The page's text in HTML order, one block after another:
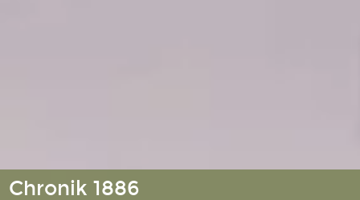
Chronik 1886